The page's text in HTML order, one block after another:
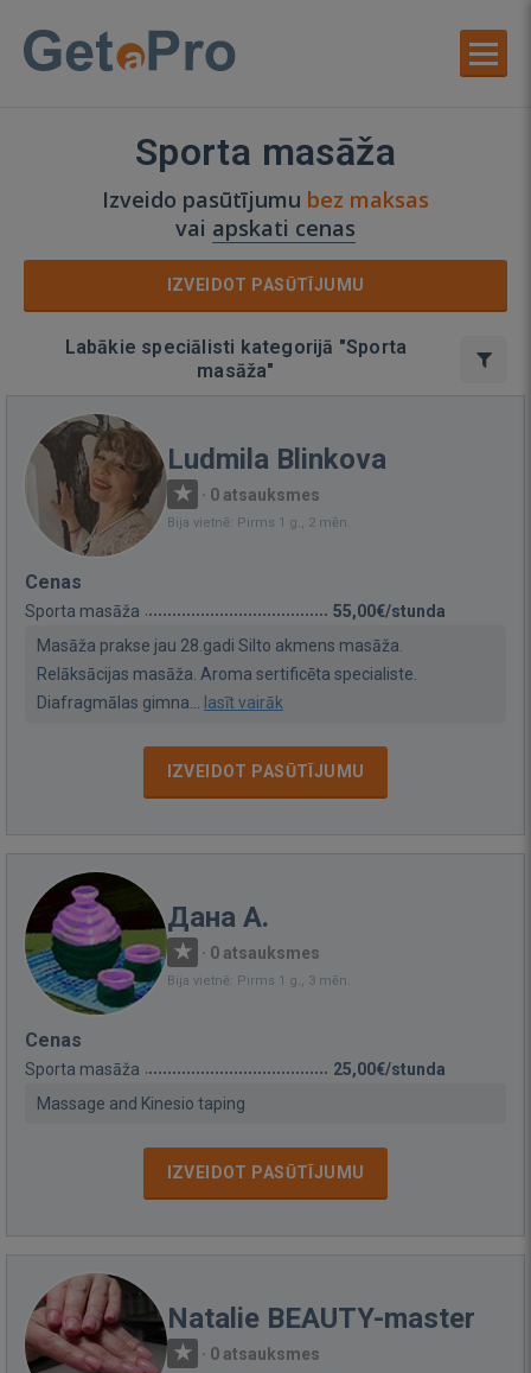
Sporta masāža
Izveido pasūtījumu bez maksas
vai apskati cenas
IZVEIDOT PASŪTĪJUMU
Labākie speciālisti kategorijā "Sporta
masāža"
Ludmila Blinkova
· 0 atsauksmes
Bija vietnē: Pirms 1 g., 2 mēn.
Cenas
Sporta masāža
55,00€/stunda
Masāža prakse jau 28.gadi Silto akmens masāža.
Relāksācijas masāža. Aroma sertificēta specialiste.
Diafragmālas gimna...
lasīt vairāk
IZVEIDOT PASŪTĪJUMU
Дана А.
· 0 atsauksmes
Bija vietnē: Pirms 1 g., 3 mēn.
Cenas
Sporta masāža
25,00€/stunda
Massage and Kinesio taping
IZVEIDOT PASŪTĪJUMU
Natalie BEAUTY-master
· 0 atsauksmes